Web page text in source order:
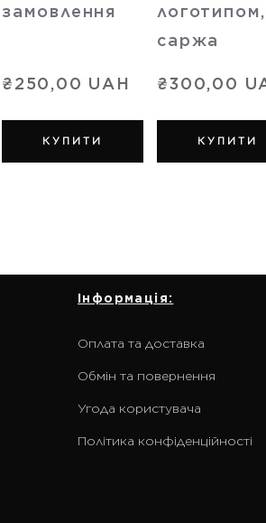
замовлення
₴250,00 UAH
КУПИТИ
логотипом,
саржа
₴300,00
КУПИТИ
Інформація:
Оплата та доставка
Обмін та повернення
Угода користувача
Політика конфіденційності